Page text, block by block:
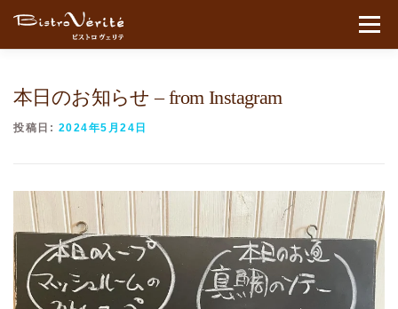
コンテンツへスキップ
メニュ
本日のお知らせ – from Instagram
投稿日: 2024年5月24日